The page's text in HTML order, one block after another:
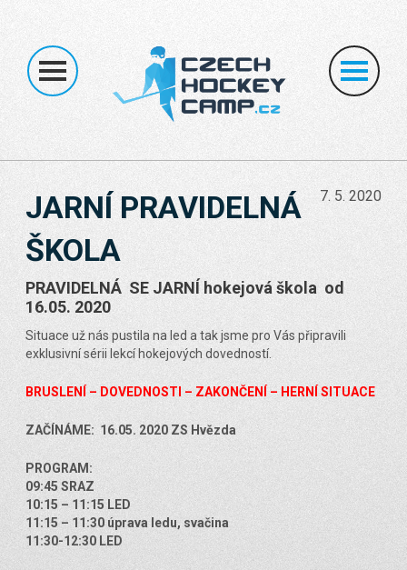
7. 5. 2020
JARNÍ PRAVIDELNÁ
ŠKOLA
PRAVIDELNÁ SE JARNÍ hokejová škola od
16.05. 2020
Situace už nás pustila na led a tak jsme pro Vás připravili
exklusivní sérii lekcí hokejových dovedností.
BRUSLENÍ – DOVEDNOSTI – ZAKONČENÍ – HERNÍ SITUACE
ZAČÍNÁME: 16.05. 2020 ZS Hvězda
PROGRAM:
09:45 SRAZ
10:15 – 11:15 LED
11:15 – 11:30 úprava ledu, svačina
11:30-12:30 LED